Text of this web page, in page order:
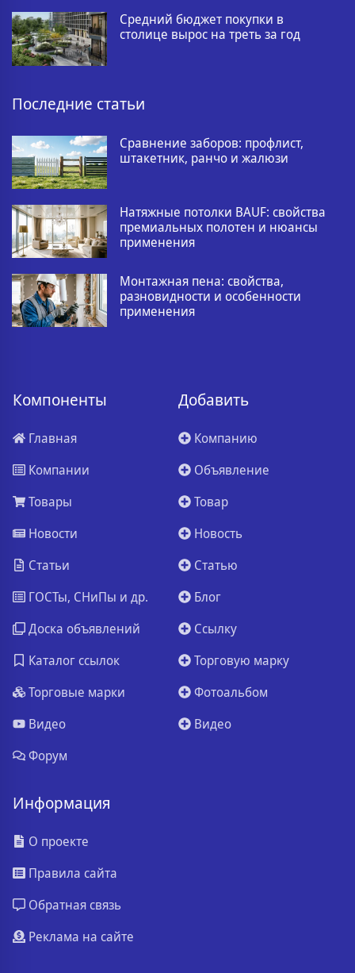
Средний бюджет покупки в
столице вырос на треть за год
Последние статьи
Сравнение заборов: профлист,
штакетник, ранчо и жалюзи
Натяжные потолки BAUF: свойства
премиальных полотен и нюансы
применения
Монтажная пена: свойства,
разновидности и особенности
применения
Компоненты
Главная
Компании
Товары
Новости
Статьи
ГОСТы, СНиПы и др.
Доска объявлений
Каталог ссылок
Торговые марки
Видео
Форум
Добавить
Компанию
Объявление
Товар
Новость
Статью
Блог
Ссылку
Торговую марку
Фотоальбом
Видео
Информация
О проекте
Правила сайта
Обратная связь
Реклама на сайте